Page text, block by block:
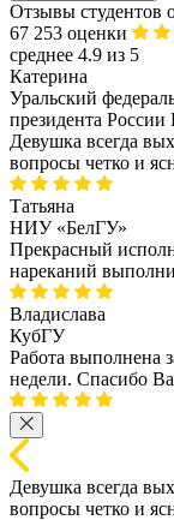
Отзывы студентов
67 253 оценки
среднее 4.9 из 5
Катерина
Уральский
президента
Девушка всегда
вопросы четко и
Татьяна
НИУ «БелГУ»
Прекрасный
нареканий
Владислава
КубГУ
Работа выполнена
недели. Спасибо
Девушка всегда
вопросы четко и